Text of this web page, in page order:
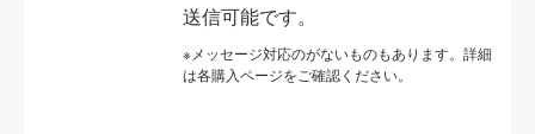
送信可能です。
※メッセージ対応のがないものもあります。詳細
は各購入ページをご確認ください。